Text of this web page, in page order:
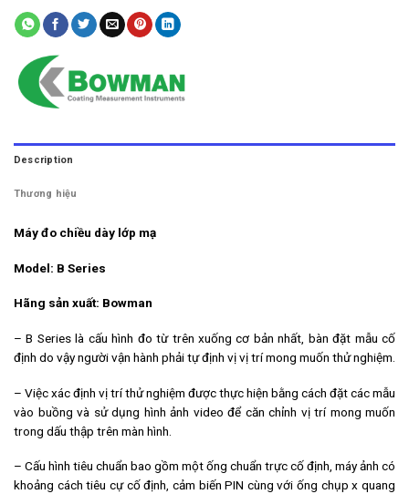
Description
Thương hiệu
Máy đo chiều dày lớp mạ
Model: B Series
Hãng sản xuất: Bowman
– B Series là cấu hình đo từ trên xuống cơ bản nhất, bàn đặt mẫu cố
định do vậy người vận hành phải tự định vị vị trí mong muốn thử nghiệm.
– Việc xác định vị trí thử nghiệm được thực hiện bằng cách đặt các mẫu
vào buồng và sử dụng hình ảnh video để căn chỉnh vị trí mong muốn
trong dấu thập trên màn hình.
– Cấu hình tiêu chuẩn bao gồm một ống chuẩn trực cố định, máy ảnh có
khoảng cách tiêu cự cố định, cảm biến PIN cùng với ống chụp x quang